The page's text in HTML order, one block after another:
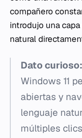
compañero
introdujo una
natural
Dato curioso:
Windows 11
abiertas y
lenguaje
múltiples